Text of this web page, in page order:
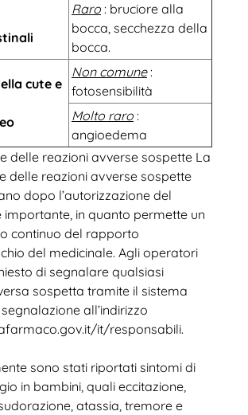
Raro : bruciore alla
bocca, secchezza della
bocca.
cute e
Non comune :
fotosensibilità
Molto raro :
angioedema
delle reazioni avverse sospette La
delle reazioni avverse sospette
dopo l’autorizzazione del
importante, in quanto permette un
continuo del rapporto
del medicinale. Agli operatori
di segnalare qualsiasi
sospetta tramite il sistema
all’indirizzo
it/responsabili.
sono stati riportati sintomi di
in bambini, quali eccitazione,
atassia, tremore e